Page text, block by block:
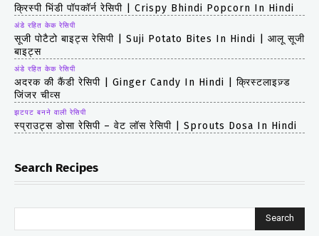
क्रिस्पी भिंडी पॉपकॉर्न रेसिपी | Crispy Bhindi Popcorn In Hindi
अंडे रहित केक रेसिपी
सूजी पोटैटो बाइट्स रेसिपी | Suji Potato Bites In Hindi | आलू सूजी
बाइट्स
अंडे रहित केक रेसिपी
अदरक की कैंडी रेसिपी | Ginger Candy In Hindi | क्रिस्टलाइज़्ड
जिंजर चीव्स
झटपट बनने वाली रेसिपी
स्प्राउट्स डोसा रेसिपी – वेट लॉस रेसिपी | Sprouts Dosa In Hindi
Search Recipes
Search